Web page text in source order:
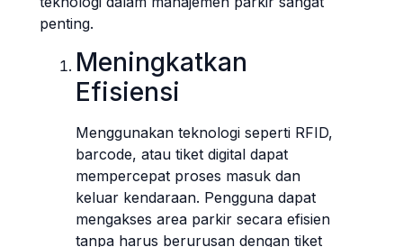
penting.
Meningkatkan
Efisiensi
Menggunakan teknologi seperti RFID,
barcode, atau tiket digital dapat
mempercepat proses masuk dan
keluar kendaraan. Pengguna dapat
mengakses area parkir secara efisien
tanpa harus berurusan dengan tiket